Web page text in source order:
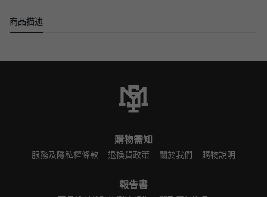
商品描述
購物需知
服務及隱私權條款 退換貨政策 關於我們 購物說明
報告書